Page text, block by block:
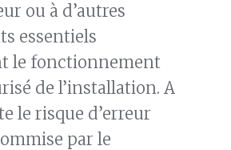
ou à d’autres
essentiels
le fonctionnement
de l’installation. A
le risque d’erreur
par le